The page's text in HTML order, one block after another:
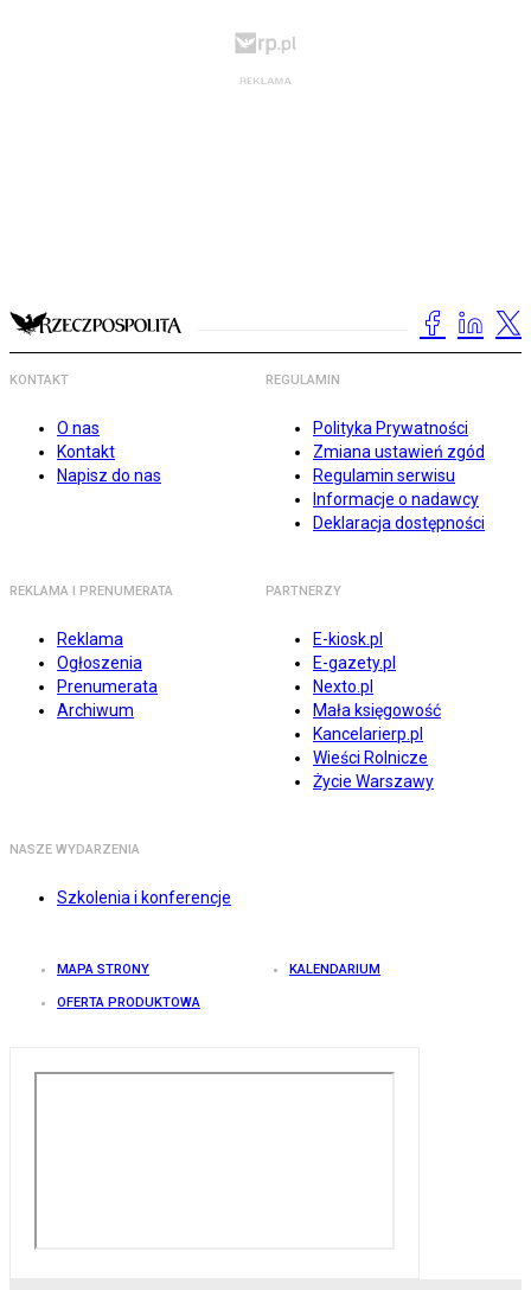
KONTAKT
O nas
Kontakt
Napisz do nas
REGULAMIN
Polityka Prywatności
Zmiana ustawień zgód
Regulamin serwisu
Informacje o nadawcy
Deklaracja dostępności
REKLAMA I PRENUMERATA
Reklama
Ogłoszenia
Prenumerata
Archiwum
PARTNERZY
E-kiosk.pl
E-gazety.pl
Nexto.pl
Mała księgowość
Kancelarierp.pl
Wieści Rolnicze
Życie Warszawy
NASZE WYDARZENIA
Szkolenia i konferencje
MAPA STRONY KALENDARIUM
OFERTA PRODUKTOWA